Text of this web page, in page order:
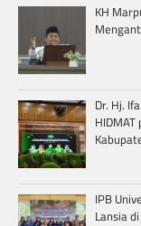
KH
Dr. Hj.
IPB
Lansia